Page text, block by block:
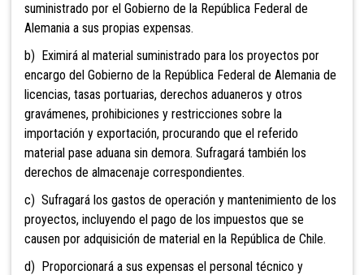
suministrado por el Gobierno de la República Federal de
Alemania a sus propias expensas.
b) Eximirá al material suministrado para los proyectos por
encargo del Gobierno de la República Federal de Alemania de
licencias, tasas portuarias, derechos aduaneros y otros
gravámenes, prohibiciones y restricciones sobre la
importación y exportación, procurando que el referido
material pase aduana sin demora. Sufragará también los
derechos de almacenaje correspondientes.
c) Sufragará los gastos de operación y mantenimiento de los
proyectos, incluyendo el pago de los impuestos que se
causen por adquisición de material en la República de Chile.
d) Proporcionará a sus expensas el personal técnico y